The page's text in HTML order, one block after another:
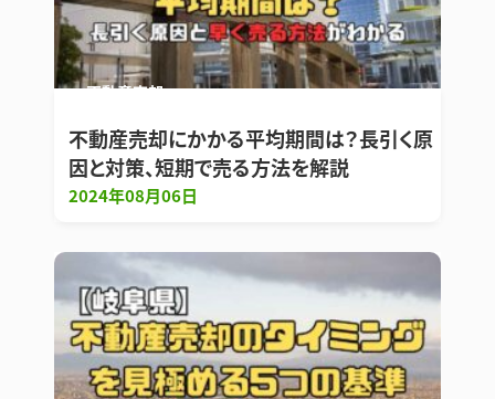
不動産売却
不動産売却にかかる平均期間は？長引く原
因と対策、短期で売る方法を解説
2024年08月06日